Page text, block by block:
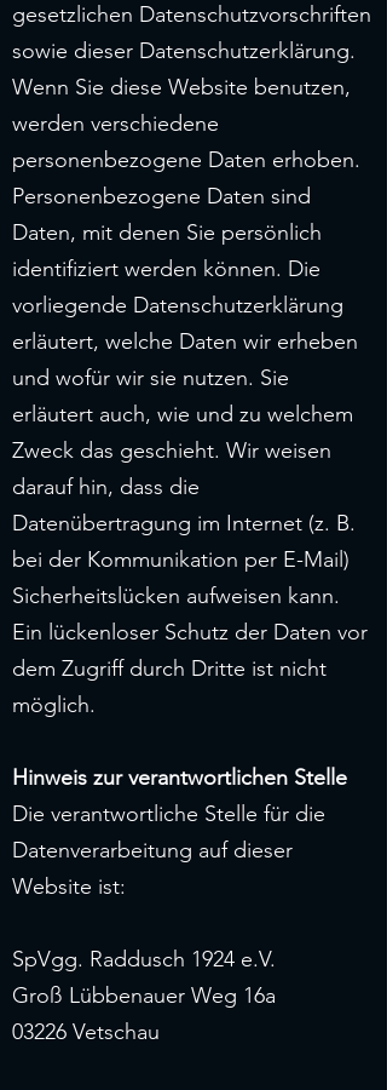
gesetzlichen Datenschutzvorschriften
sowie dieser Datenschutzerklärung.
Wenn Sie diese Website benutzen,
werden verschiedene
personenbezogene Daten erhoben.
Personenbezogene Daten sind
Daten, mit denen Sie persönlich
identifiziert werden können. Die
vorliegende Datenschutzerklärung
erläutert, welche Daten wir erheben
und wofür wir sie nutzen. Sie
erläutert auch, wie und zu welchem
Zweck das geschieht. Wir weisen
darauf hin, dass die
Datenübertragung im Internet (z. B.
bei der Kommunikation per E-Mail)
Sicherheitslücken aufweisen kann.
Ein lückenloser Schutz der Daten vor
dem Zugriff durch Dritte ist nicht
möglich.
Hinweis zur verantwortlichen Stelle
Die verantwortliche Stelle für die
Datenverarbeitung auf dieser
Website ist:
SpVgg. Raddusch 1924 e.V.
Groß Lübbenauer Weg 16a
03226 Vetschau